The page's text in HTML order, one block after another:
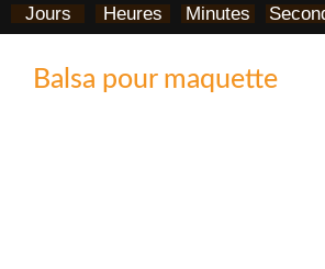
Jours Heures Minutes
Balsa pour maquette